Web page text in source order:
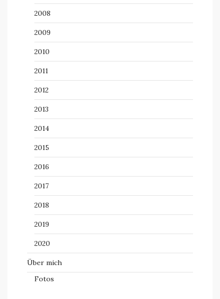
2008
2009
2010
2011
2012
2013
2014
2015
2016
2017
2018
2019
2020
Über mich
Fotos